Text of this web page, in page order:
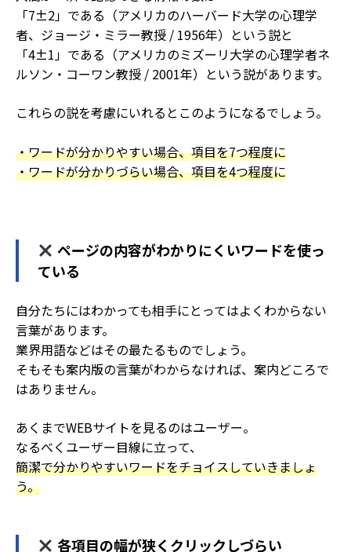
「7±2」である（アメリカのハーバード大学の心理学
者、ジョージ・ミラー教授 / 1956年）という説と
「4±1」である（アメリカのミズーリ大学の心理学者ネ
ルソン・コーワン教授 / 2001年）という説があります。
これらの説を考慮にいれるとこのようになるでしょう。
・ワードが分かりやすい場合、項目を7つ程度に
・ワードが分かりづらい場合、項目を4つ程度に
ページの内容がわかりにくいワードを使っ
ている
自分たちにはわかっても相手にとってはよくわからない
言葉があります。
業界用語などはその最たるものでしょう。
そもそも案内版の言葉がわからなければ、案内どころで
はありません。
あくまでWEBサイトを見るのはユーザー。
なるべくユーザー目線に立って、
簡潔で分かりやすいワードをチョイスしていきましょ
う。
各項目の幅が狭くクリックしづらい